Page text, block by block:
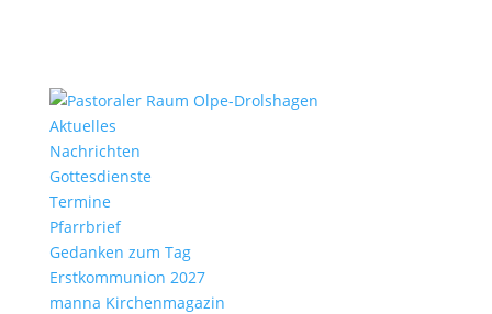
Aktu­elles
Nach­richten
Gottes­dienste
Termine
Pfarr­brief
Gedanken zum Tag
Erst­kom­mu­nion 2027
manna Kirchen­ma­gazin